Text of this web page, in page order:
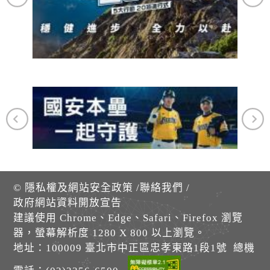
© 隱私權及網站安全政策 /聯絡我們 /
政府網站資料開放宣告
建議使用 Chrome、Edge、Safari、Firefox 瀏覽
器，螢幕解析度 1280 X 800 以上瀏覽。
地址：100009 臺北市中正區忠孝東路1段1號 總機